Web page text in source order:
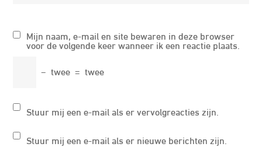
Mijn naam, e-mail en site bewaren in deze browser
voor de volgende keer wanneer ik een reactie plaats.
− twee = twee
Stuur mij een e-mail als er vervolgreacties zijn.
Stuur mij een e-mail als er nieuwe berichten zijn.